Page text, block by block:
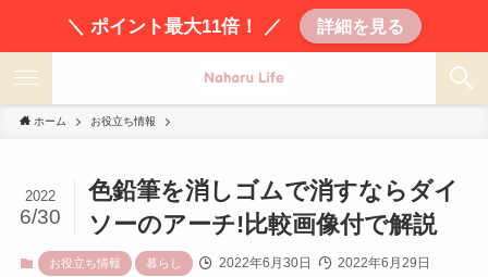
＼ ポイント最大11倍！ ／ 詳細を見る
ホーム お役立ち情報
色鉛筆を消しゴムで消すならダイ
ソーのアーチ!比較画像付で解説
2022
6/30
お役立ち情報 暮らし 2022年6月30日 2022年6月29日